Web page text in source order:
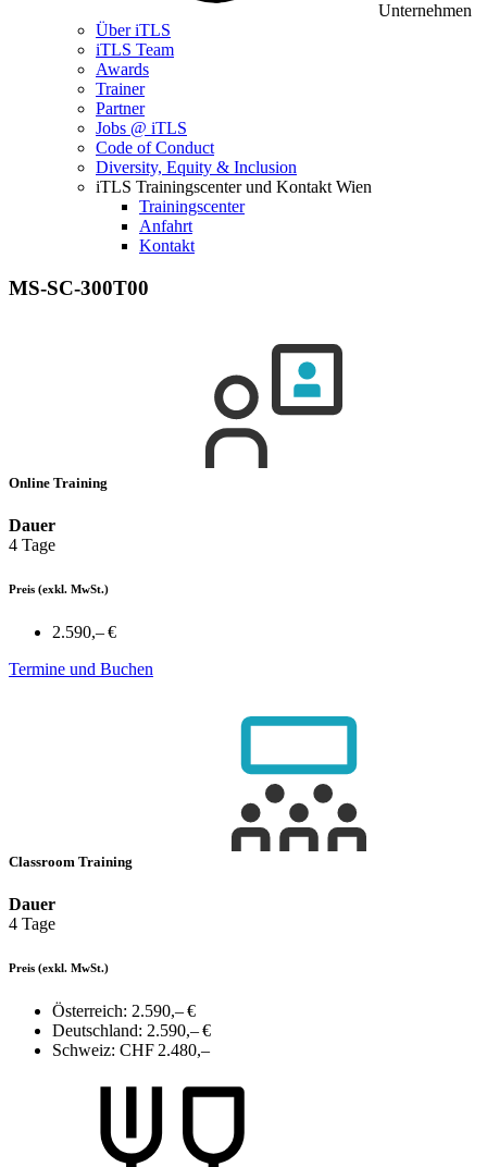
Unternehmen
Über iTLS
iTLS Team
Awards
Trainer
Partner
Jobs @ iTLS
Code of Conduct
Diversity, Equity & Inclusion
iTLS Trainingscenter und Kontakt Wien
Trainingscenter
Anfahrt
Kontakt
MS-SC-300T00
Online Training
Dauer
4 Tage
Preis (exkl. MwSt.)
2.590,– €
Termine und Buchen
Classroom Training
Dauer
4 Tage
Preis (exkl. MwSt.)
Österreich: 2.590,– €
Deutschland: 2.590,– €
Schweiz: CHF 2.480,–